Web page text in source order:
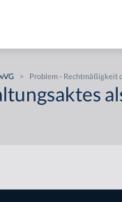
> Problem - Rechtmäßigkeit